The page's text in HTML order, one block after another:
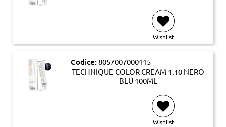
Wishlist
Codice: 8057007000115
TECHNIQUE COLOR CREAM 1.10 NERO
BLU 100ML
Wishlist